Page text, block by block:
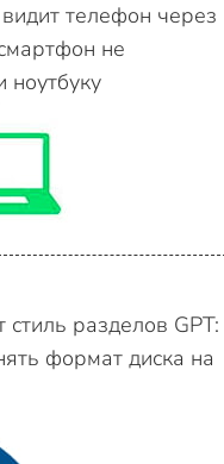
телефон через
не
ноутбуку
разделов GPT:
формат диска на